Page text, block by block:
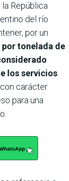
República
del río
por un
por tonelada de
los servicios
carácter
para una